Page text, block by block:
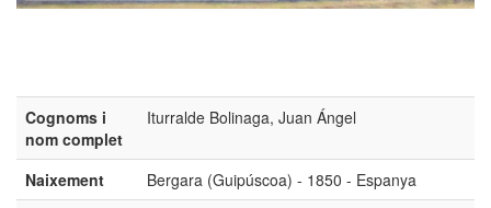
Cognoms i
nom complet
Iturralde Bolinaga, Juan Ángel
Naixement
Bergara (Guipúscoa) - 1850 - Espanya